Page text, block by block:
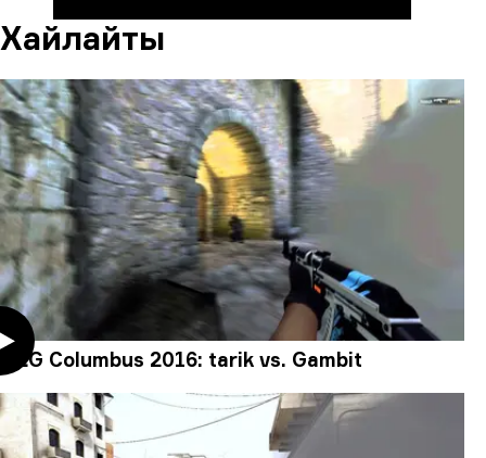
Хайлайты
MLG Columbus 2016: tarik vs. Gambit